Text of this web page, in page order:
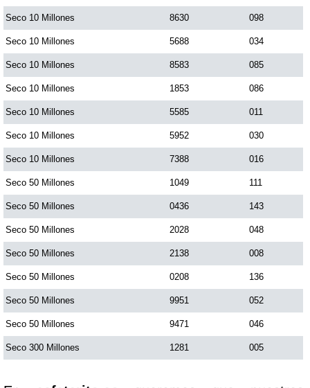
Seco 10 Millones 8630 098
Seco 10 Millones 5688 034
Seco 10 Millones 8583 085
Seco 10 Millones 1853 086
Seco 10 Millones 5585 011
Seco 10 Millones 5952 030
Seco 10 Millones 7388 016
Seco 50 Millones 1049 111
Seco 50 Millones 0436 143
Seco 50 Millones 2028 048
Seco 50 Millones 2138 008
Seco 50 Millones 0208 136
Seco 50 Millones 9951 052
Seco 50 Millones 9471 046
Seco 300 Millones 1281 005